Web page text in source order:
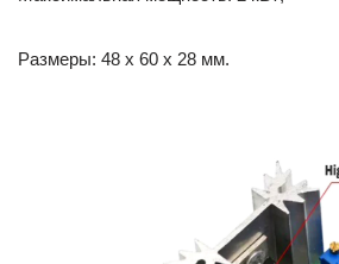
Размеры: 48 x 60 x 28 мм.